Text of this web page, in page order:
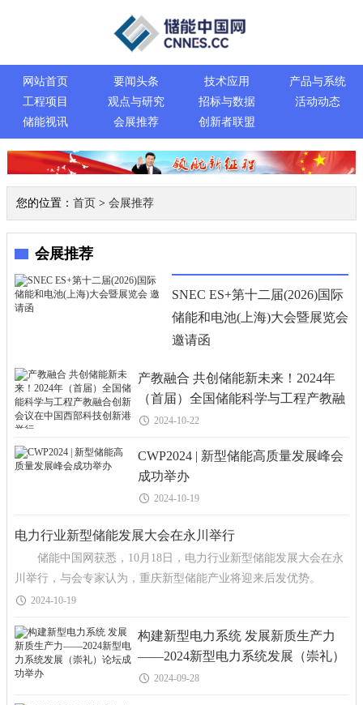
网站首页 要闻头条 技术应用
产品与系统
工程项目
观点与研究 招标与数据
活动动态
储能视讯
会展推荐 创新者联盟
您的位置： 首页> 会展推荐
会展推荐
SNEC ES+第十二届(2026)国际
储能和电池(上海)大会暨展览会
邀请函
产教融合 共创储能新未来！2024年
（首届）全国储能科学与工程产教融
合创新会议在中国西部科技创新港举
2024-10-22
CWP2024 | 新型储能高质量发展峰会
成功举办
2024-10-19
电力行业新型储能发展大会在永川举行
储能中国网获悉，10月18日，电力行业新型储能发展大会在永
川举行，与会专家认为，重庆新型储能产业将迎来后发优势。
此次大会由中国电建新型储能研究中心、电建新能源携手智
2024-10-19
构建新型电力系统 发展新质生产力
——2024新型电力系统发展（崇礼）
论坛成功举办
2024-09-28